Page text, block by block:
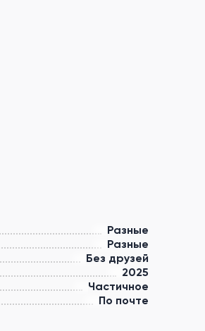
Разные
Разные
Без друзей
2025
Частичное
По почте